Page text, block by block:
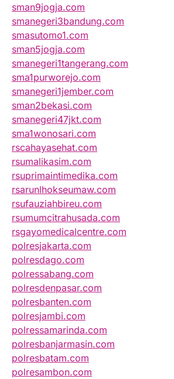
sman9jogja.com
smanegeri3bandung.com
smasutomo1.com
sman5jogja.com
smanegeri1tangerang.com
sma1purworejo.com
smanegeri1jember.com
sman2bekasi.com
smanegeri47jkt.com
sma1wonosari.com
rscahayasehat.com
rsumalikasim.com
rsuprimaintimedika.com
rsarunlhokseumaw.com
rsufauziahbireu.com
rsumumcitrahusada.com
rsgayomedicalcentre.com
polresjakarta.com
polresdago.com
polressabang.com
polresdenpasar.com
polresbanten.com
polresjambi.com
polressamarinda.com
polresbanjarmasin.com
polresbatam.com
polresambon.com